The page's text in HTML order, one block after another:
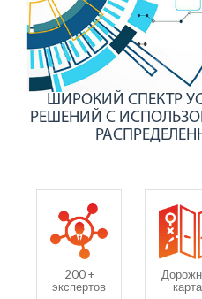
ШИРОКИЙ СПЕКТР
РЕШЕНИЙ С
200 +
экспертов
карта